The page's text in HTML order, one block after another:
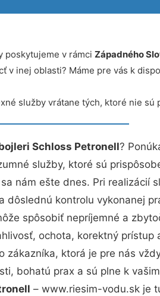
poskytujeme v rámci Západného
v inej oblasti? Máme pre vás k
služby vrátane tých, ktoré nie sú
Schloss Petronell?
služby, ktoré sú
nám ešte dnes. Pri realizácií
dôslednú kontrolu vykonanej
spôsobiť nepríjemné a
ochota, korektný prístup
zákazníka, ktorá je pre nás
bohatú prax a sú plne k
– www.riesim-vodu.sk je